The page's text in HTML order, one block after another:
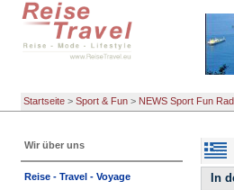
Startseite > Sport & Fun > NEWS Sport Fun
In
Wir über uns
Reise - Travel - Voyage